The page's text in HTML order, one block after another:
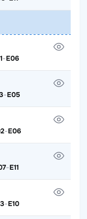
-E06
-E05
-E06
-E11
-E10